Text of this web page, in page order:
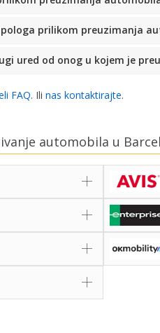
prilikom preuzimanja
ured od onog u kojem je
FAQ. Ili nas kontaktirajte.
automobila u